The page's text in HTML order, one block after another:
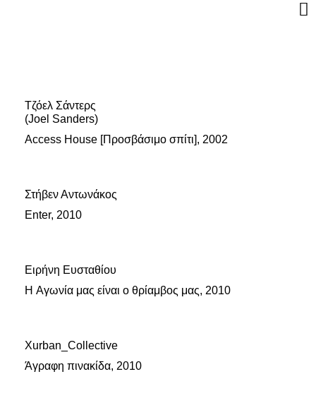
Τζόελ Σάντερς
(Joel Sanders)
Access House [Προσβάσιμο σπίτι], 2002
Στήβεν Αντωνάκος
Enter, 2010
Ειρήνη Ευσταθίου
H Αγωνία μας είναι ο θρίαμβος μας, 2010
Xurban_Collective
Άγραφη πινακίδα, 2010